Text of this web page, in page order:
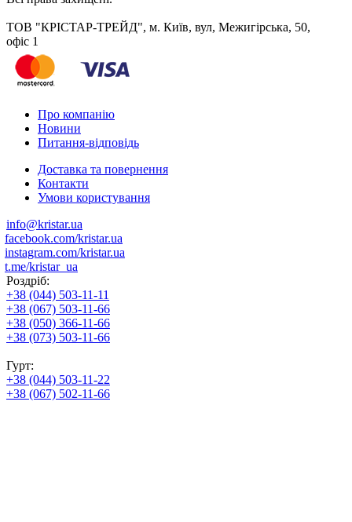
ТОВ "КРІСТАР-ТРЕЙД", м. Київ, вул, Межигірська, 50,
офіс 1
Про компанію
Новини
Питання-відповідь
Доставка та повернення
Контакти
Умови користування
info@kristar.ua
facebook.com/kristar.ua
instagram.com/kristar.ua
t.me/kristar_ua
Роздріб:
+38 (044) 503-11-11
+38 (067) 503-11-66
+38 (050) 366-11-66
+38 (073) 503-11-66
Гурт:
+38 (044) 503-11-22
+38 (067) 502-11-66